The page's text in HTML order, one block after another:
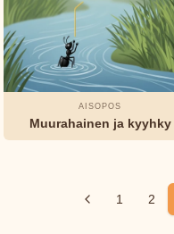
AISOPOS
Muurahainen ja kyyhky
1 2